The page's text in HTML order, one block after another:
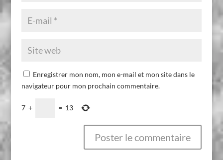
Enregistrer mon nom, mon e-mail et mon site dans le
navigateur pour mon prochain commentaire.
7 + = 13